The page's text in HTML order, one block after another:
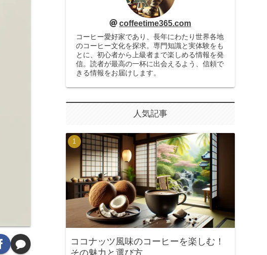
coffeetime365.com
コーヒー愛好家であり、長年にわたり世界各地
のコーヒー文化を探求。専門知識と実体験をも
とに、初心者から上級者まで楽しめる情報を発
信。読者が最高の一杯に出会えるよう、信頼で
きる情報をお届けします。
人気記事
ココナッツ風味のコーヒーを楽しむ！
その魅力と選び方